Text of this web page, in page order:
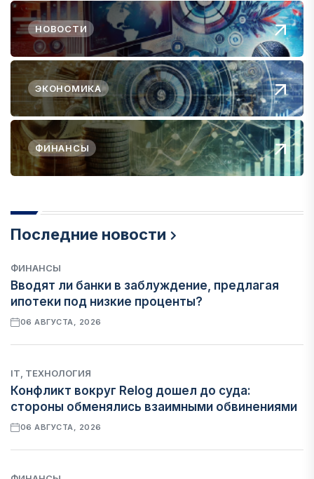
НОВОСТИ
ЭКОНОМИКА
ФИНАНСЫ
Последние новости
ФИНАНСЫ
Вводят ли банки в заблуждение, предлагая
ипотеки под низкие проценты?
06 АВГУСТА, 2026
IT, ТЕХНОЛОГИЯ
Конфликт вокруг Relog дошел до суда:
стороны обменялись взаимными обвинениями
06 АВГУСТА, 2026